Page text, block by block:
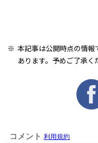
本記事は公開時点の情
あります。予めご了承く